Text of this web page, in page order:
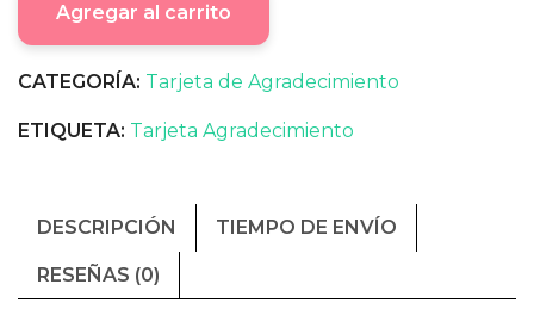
Agregar al carrito
CATEGORÍA: Tarjeta de Agradecimiento
ETIQUETA: Tarjeta Agradecimiento
DESCRIPCIÓN TIEMPO DE ENVÍO
RESEÑAS (0)